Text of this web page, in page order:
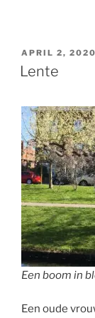
GEPLAATST
OP
APRIL 2, 2020
Lente
Een boom in
Een oude